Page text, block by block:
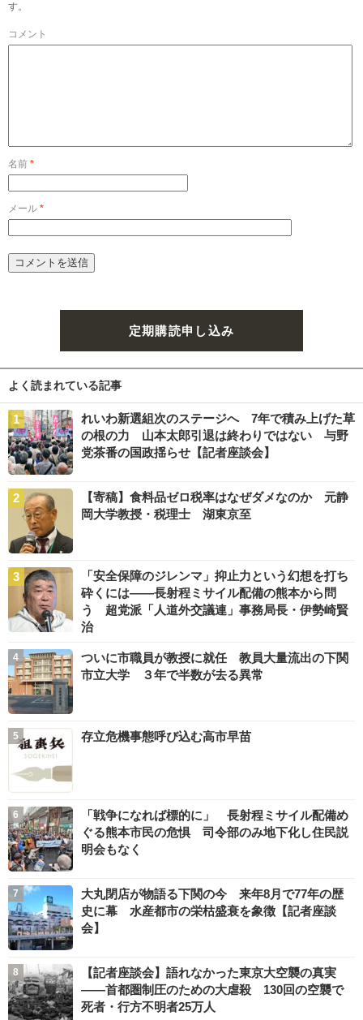
す。
コメント
名前 *
メール *
定期購読申し込み
よく読まれている記事
れいわ新選組次のステージへ 7年で積み上げた草
の根の力 山本太郎引退は終わりではない 与野
党茶番の国政揺らせ【記者座談会】
【寄稿】食料品ゼロ税率はなぜダメなのか 元静
岡大学教授・税理士 湖東京至
「安全保障のジレンマ」抑止力という幻想を打ち
砕くには――長射程ミサイル配備の熊本から問
う 超党派「人道外交議連」事務局長・伊勢崎賢
治
ついに市職員が教授に就任 教員大量流出の下関
市立大学 ３年で半数が去る異常
存立危機事態呼び込む高市早苗
「戦争になれば標的に」 長射程ミサイル配備め
ぐる熊本市民の危惧 司令部のみ地下化し住民説
明会もなく
大丸閉店が物語る下関の今 来年8月で77年の歴
史に幕 水産都市の栄枯盛衰を象徴【記者座談
会】
【記者座談会】語れなかった東京大空襲の真実
――首都圏制圧のための大虐殺 130回の空襲で
死者・行方不明者25万人